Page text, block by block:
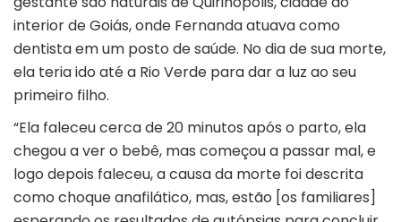
interior de Goiás, onde Fernanda atuava como
dentista em um posto de saúde. No dia de sua morte,
ela teria ido até a Rio Verde para dar a luz ao seu
primeiro filho.
“Ela faleceu cerca de 20 minutos após o parto, ela
chegou a ver o bebê, mas começou a passar mal, e
logo depois faleceu, a causa da morte foi descrita
como choque anafilático, mas, estão [os familiares]